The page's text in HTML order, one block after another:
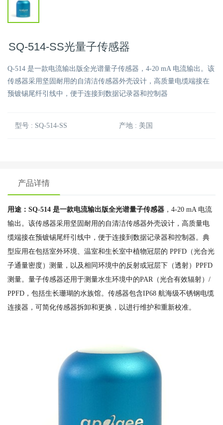
SQ-514-SS光量子传感器
Q-514 是一款电流输出版全光谱量子传感器，4-20 mA 电流输出。该
传感器采用坚固耐用的自清洁传感器外壳设计，高质量电缆端接在
预镀锡尾纤引线中，便于连接到数据记录器和控制器
型号 : SQ-514-SS 产地 : 美国
产品详情
用途：SQ-514 是一款电流输出版全光谱量子传感器 ，4-20 mA 电流
输出。该传感器采用坚固耐用的自清洁传感器外壳设计，高质量电
缆端接在预镀锡尾纤引线中，便于连接到数据记录器和控制器。典
型应用在包括室外环境、温室和生长室中植物冠层的 PPFD（光合光
子通量密度）测量，以及相同环境中的反射或冠层下（透射）PPFD
测量。量子传感器还用于测量水生环境中的PAR（光合有效辐射）/
PPFD，包括生长珊瑚的水族馆。传感器包含IP68 航海级不锈钢电缆
连接器，可简化传感器拆卸和更换，以进行维护和重新校准。